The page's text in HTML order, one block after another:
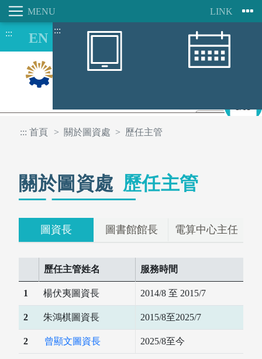
:::
跳
主
要
內
:::
行動朝陽APP 圖書館空間座位預約
::: 首頁 關於圖資處 歷任主管
關於圖資處 歷任主管
圖資長 圖書館館長 電算中心主任
歷任主管姓名 服務時間
1 楊伏夷圖資長 2014/8 至 2015/7
2 朱鴻棋圖資長 2015/8至2025/7
2 曾顯文圖資長 2025/8至今